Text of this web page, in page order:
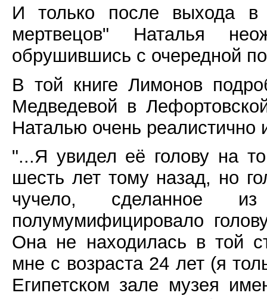
И только после выхода
мертвецов" Наталья
обрушившись с очередной
В той книге Лимонов
Медведевой в
Наталью очень реалистично
"...Я увидел её голову на
шесть лет тому назад, но
чучело, сделанное
полумумифицировало
Она не находилась в той
мне с возраста 24 лет (я
Египетском зале музея